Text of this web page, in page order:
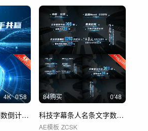
4K 0'58
震撼年会发布会倒数倒计时启动仪式片头
84购买 0'48
科技字幕条人名条文字数据字幕 01
AE模板 ZCSK